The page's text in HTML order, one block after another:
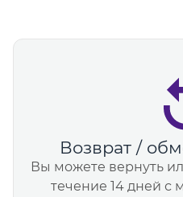
Возврат /
Вы можете вернуть
течение 14 дней с